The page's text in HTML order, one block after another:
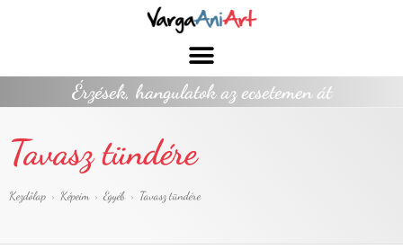
Érzések, hangulatok az ecsetemen át
Tavasz tündére
Kezdőlap > Képeim > Egyéb > Tavasz tündére